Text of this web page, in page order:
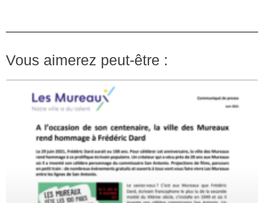
Vous aimerez peut-être :